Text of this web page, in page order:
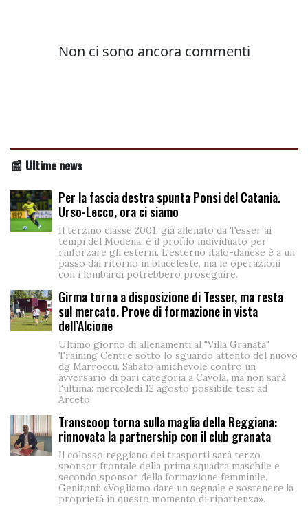
📰 Ultime news
Per la fascia destra spunta Ponsi del Catania.
Urso-Lecco, ora ci siamo
Il terzino classe 2001, già allenato da Tesser ai
tempi del Modena, è il profilo individuato per
rinforzare gli esterni. L'esterno italo-danese è a un
passo dal ritorno in bluceleste, ma le operazioni
con i lombardi potrebbero proseguire.
Girma torna a disposizione di Tesser, ma resta
sul mercato. Prove di formazione in vista
dell’Alcione
Ultimo giorno di allenamenti al "Villa Granata"
Training Centre sotto lo sguardo attento del nuovo
dg Marroccu. Sabato amichevole contro un
avversario di pari categoria a Cavola, ma non sarà
l'ultima: mercoledì 12 agosto possibile test ad
Arceto.
Transcoop torna sulla maglia della Reggiana:
rinnovata la partnership con il club granata
Il colosso reggiano dei trasporti sarà terzo
sponsor frontale della prima squadra maschile e
secondo sponsor della formazione femminile.
Genitoni: «Vogliamo dare un segnale e sostenere la
proprietà in questo momento di ripartenza».